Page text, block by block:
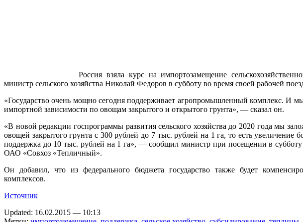
Россия взяла курс на импортозамещение
министр сельского хозяйства Николай Федоров в субботу во время своей рабочей
«Государство очень мощно сегодня поддерживает агропромышленный комплекс. И
импортной зависимости по овощам закрытого и открытого грунта», — сказал он.
«В новой редакции госпрограммы развития сельского хозяйства до 2020 года мы
овощей закрытого грунта с 300 рублей до 7 тыс. рублей на 1 га, то есть увеличение
поддержка до 10 тыс. рублей на 1 га», — сообщил министр при посещении в субботу
ОАО «Совхоз «Тепличный».
Он добавил, что из федерального бюджета государство также будет
комплексов.
Источник
Updated: 16.02.2015 — 10:13